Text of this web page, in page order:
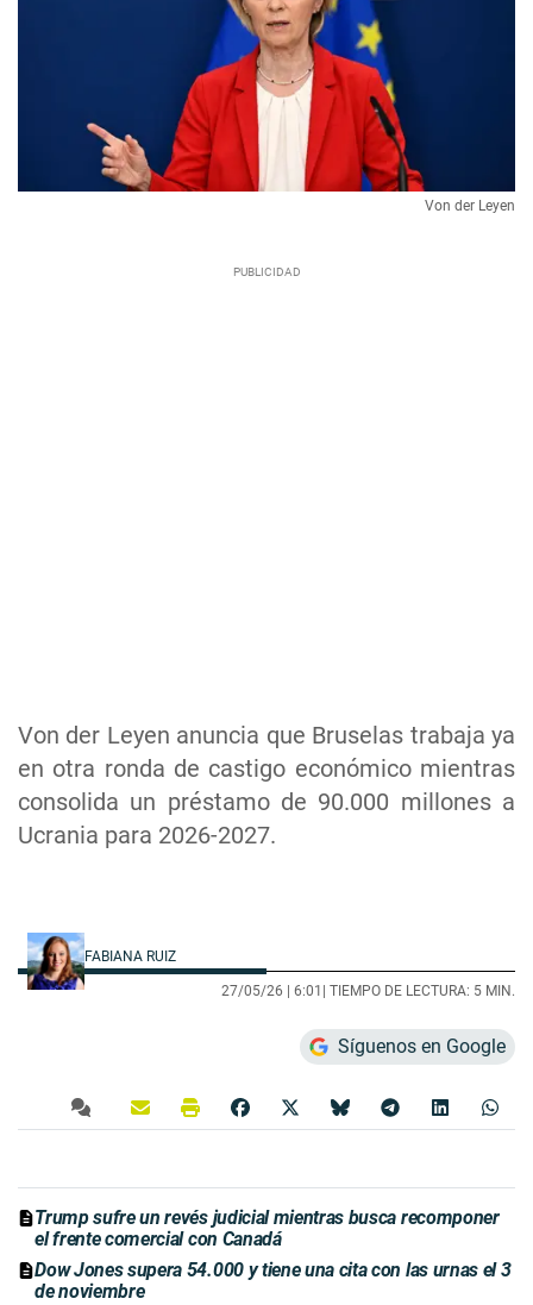
Von der Leyen anuncia que Bruselas trabaja ya
en otra ronda de castigo económico mientras
consolida un préstamo de 90.000 millones a
Ucrania para 2026-2027.
Von der Leyen
FABIANA RUIZ
27/05/26 | 6:01 | TIEMPO DE LECTURA: 5 MIN.
Síguenos en Google
Trump sufre un revés judicial mientras busca recomponer
el frente comercial con Canadá
Dow Jones supera 54.000 y tiene una cita con las urnas el 3
de noviembre